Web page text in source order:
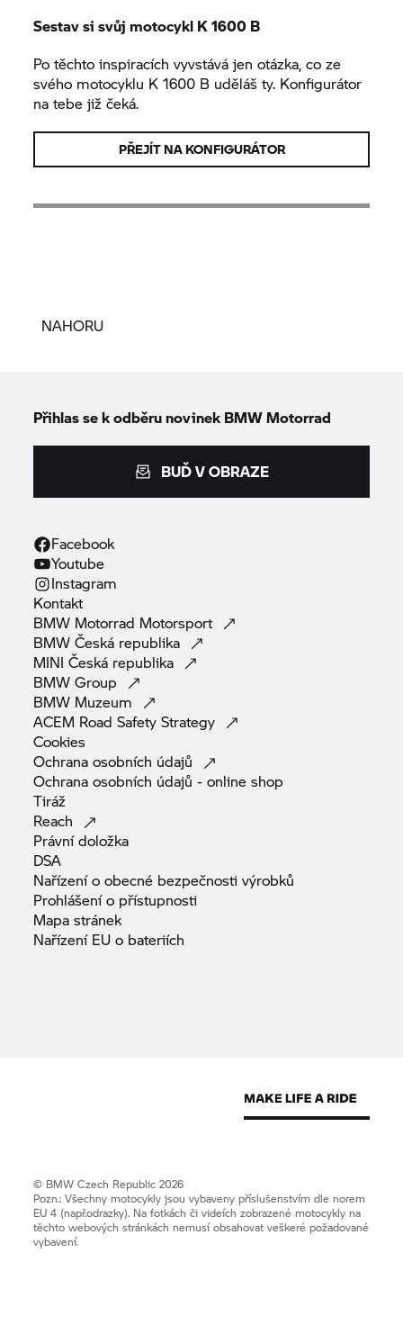
Sestav si svůj motocykl K 1600 B
Po těchto inspiracích vyvstává jen otázka, co ze
svého motocyklu K 1600 B uděláš ty. Konfigurátor
na tebe již čeká.
PŘEJÍT NA KONFIGURÁTOR
NAHORU
Přihlas se k odběru novinek BMW Motorrad
BUĎ V OBRAZE
Facebook
Youtube
Instagram
Kontakt
BMW Motorrad Motorsport
BMW Česká republika
MINI Česká republika
BMWGroup
BMW Muzeum
ACEM Road SafetyStrategy
Cookies
Ochrana osobních údajů
Ochrana osobních údajů - onlineshop
Tiráž
Reach
Právnídoložka
DSA
Nařízení o obecné bezpečnostivýrobků
Prohlášení o přístupnosti
Mapastránek
Nařízení EU o bateriích
© BMW Czech Republic 2026
Pozn.: Všechny motocykly jsou vybaveny příslušenstvím dle norem
EU 4 (např.odrazky). Na fotkách či videích zobrazené motocykly na
těchto webových stránkách nemusí obsahovat veškeré požadované
vybavení.